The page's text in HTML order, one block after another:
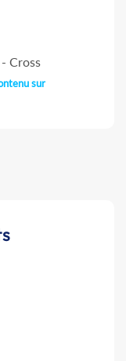
Cross
sur